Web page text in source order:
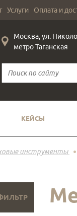
Услуги Оплата и
Москва, ул.
метро Таганская
КЕЙСЫ
инструменты